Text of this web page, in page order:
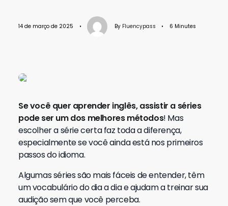
14 de março de 2025 • By Fluencypass • 6 Minutes
Se você quer aprender inglês, assistir a séries
pode ser um dos melhores métodos! Mas
escolher a série certa faz toda a diferença,
especialmente se você ainda está nos primeiros
passos do idioma.
Algumas séries são mais fáceis de entender, têm
um vocabulário do dia a dia e ajudam a treinar sua
audição sem que você perceba.